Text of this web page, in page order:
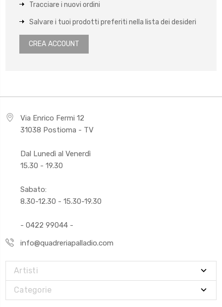
Tracciare i nuovi ordini
Salvare i tuoi prodotti preferiti nella lista dei desideri
CREA ACCOUNT
Via Enrico Fermi 12
31038 Postioma - TV
Dal Lunedì al Venerdì
15.30 - 19.30
Sabato:
8.30-12.30 - 15.30-19.30
- 0422 99044 -
info@quadreriapalladio.com
Artisti
Categorie